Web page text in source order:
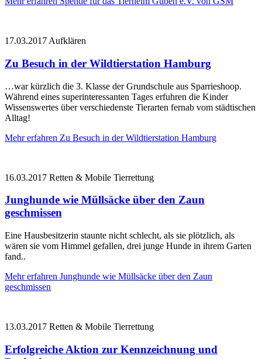
17.03.2017 Aufklären
Zu Besuch in der Wildtierstation Hamburg
…war kürzlich die 3. Klasse der Grundschule aus Sparrieshoop.
Während eines superinteressanten Tages erfuhren die Kinder
Wissenswertes über verschiedenste Tierarten fernab vom städtischen
Alltag!
Mehr erfahren Zu Besuch in der Wildtierstation Hamburg
16.03.2017 Retten & Mobile Tierrettung
Junghunde wie Müllsäcke über den Zaun
geschmissen
Eine Hausbesitzerin staunte nicht schlecht, als sie plötzlich, als
wären sie vom Himmel gefallen, drei junge Hunde in ihrem Garten
fand..
Mehr erfahren Junghunde wie Müllsäcke über den Zaun
geschmissen
13.03.2017 Retten & Mobile Tierrettung
Erfolgreiche Aktion zur Kennzeichnung und